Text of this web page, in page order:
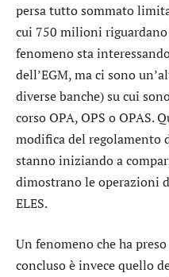
persa tutto sommato
cui 750 milioni
fenomeno sta
dell’EGM, ma ci sono
diverse banche) su cui
corso OPA, OPS o OPAS.
modifica del regolamento
stanno iniziando a
dimostrano le operazioni
ELES.
Un fenomeno che ha
concluso è invece quello